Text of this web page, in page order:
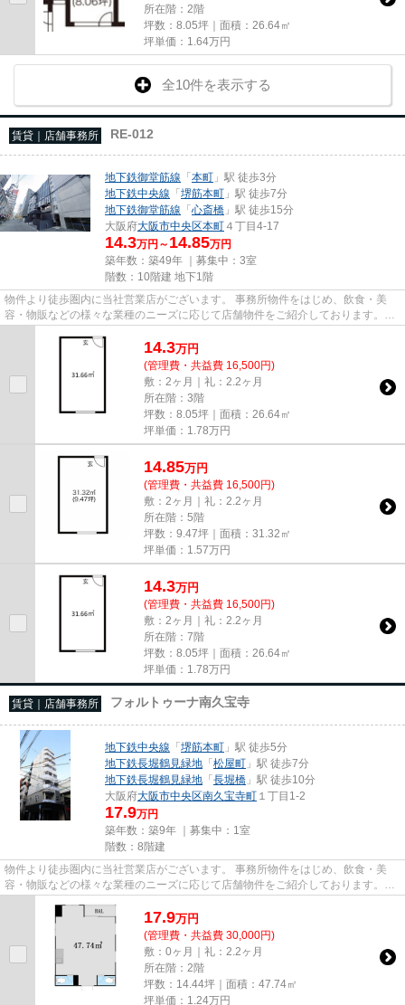
所在階：2階
坪数：8.05坪｜面積：26.64㎡
坪単価： 1.64万円
全10件を表示する
賃貸｜店舗事務所 RE-012
地下鉄御堂筋線 「本町 」駅 徒歩3分
地下鉄中央線 「堺筋本町 」駅 徒歩7分
地下鉄御堂筋線 「心斎橋 」駅 徒歩15分
大阪府大阪市中央区本町 ４丁目4-17
14.3万円～ 14.85万円
築年数：築49年 ｜募集中： 3室
階数：10階建 地下1階
物件より徒歩圏内に当社営業店がございます。 事務所物件をはじめ、飲食・美
容・物販などの様々な業種のニーズに応じて店舗物件をご紹介しております。
尚、弊社ではおとり広告は一切...
14.3万円
(管理費・共益費 16,500円)
敷：2ヶ月｜礼：2.2ヶ月
所在階：3階
坪数：8.05坪｜面積：26.64㎡
坪単価： 1.78万円
14.85万円
(管理費・共益費 16,500円)
敷：2ヶ月｜礼：2.2ヶ月
所在階：5階
坪数：9.47坪｜面積：31.32㎡
坪単価： 1.57万円
14.3万円
(管理費・共益費 16,500円)
敷：2ヶ月｜礼：2.2ヶ月
所在階：7階
坪数：8.05坪｜面積：26.64㎡
坪単価： 1.78万円
賃貸｜店舗事務所 フォルトゥーナ南久宝寺
地下鉄中央線 「堺筋本町 」駅 徒歩5分
地下鉄長堀鶴見緑地 「松屋町 」駅 徒歩7分
地下鉄長堀鶴見緑地 「長堀橋 」駅 徒歩10分
大阪府大阪市中央区南久宝寺町 １丁目1-2
17.9万円
築年数：築9年 ｜募集中： 1室
階数：8階建
物件より徒歩圏内に当社営業店がございます。 事務所物件をはじめ、飲食・美
容・物販などの様々な業種のニーズに応じて店舗物件をご紹介しております。
尚、弊社ではおとり広告は一切...
17.9万円
(管理費・共益費 30,000円)
敷：0ヶ月｜礼：2.2ヶ月
所在階：2階
坪数：14.44坪｜面積：47.74㎡
坪単価： 1.24万円